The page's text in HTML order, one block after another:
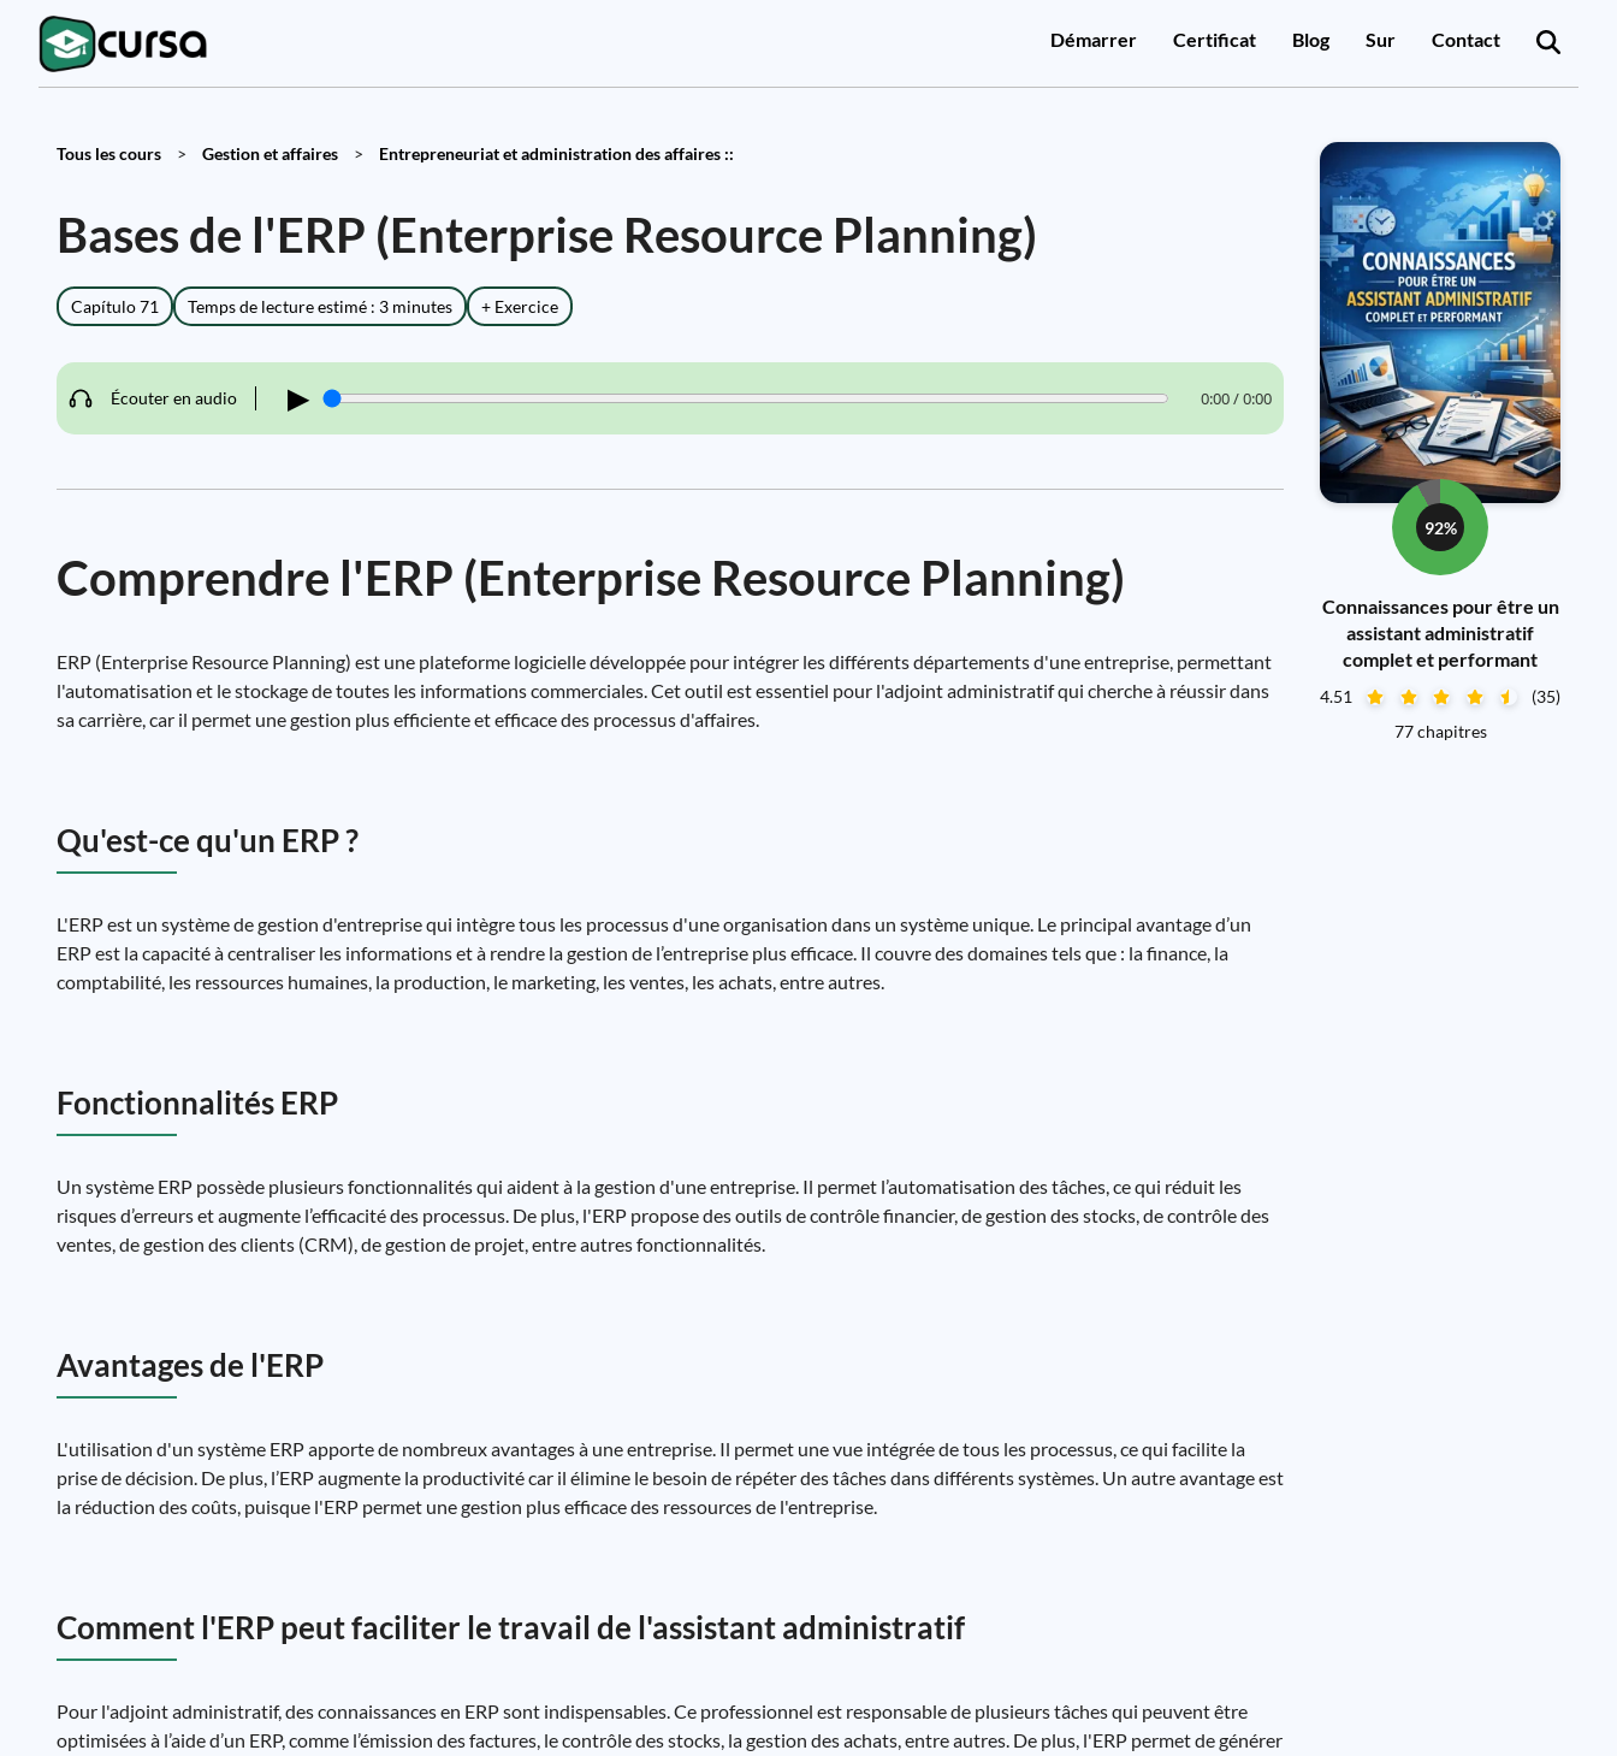
Démarrer Certificat Blog Sur Contact
Tous les cours > Gestion et affaires > Entrepreneuriat et administration des affaires ::
Bases de l'ERP (Enterprise Resource Planning)
Capítulo 71 Temps de lecture estimé : 3 minutes + Exercice
Écouter en audio ▶ 0:00 / 0:00
Comprendre l'ERP (Enterprise Resource Planning)
ERP (Enterprise Resource Planning) est une plateforme logicielle développée pour intégrer les différents départements d'une entreprise, permettant
l'automatisation et le stockage de toutes les informations commerciales. Cet outil est essentiel pour l'adjoint administratif qui cherche à réussir dans
sa carrière, car il permet une gestion plus efficiente et efficace des processus d'affaires.
Qu'est-ce qu'un ERP ?
L'ERP est un système de gestion d'entreprise qui intègre tous les processus d'une organisation dans un système unique. Le principal avantage d’un
ERP est la capacité à centraliser les informations et à rendre la gestion de l’entreprise plus efficace. Il couvre des domaines tels que : la finance, la
comptabilité, les ressources humaines, la production, le marketing, les ventes, les achats, entre autres.
Fonctionnalités ERP
Un système ERP possède plusieurs fonctionnalités qui aident à la gestion d'une entreprise. Il permet l’automatisation des tâches, ce qui réduit les
risques d’erreurs et augmente l’efficacité des processus. De plus, l'ERP propose des outils de contrôle financier, de gestion des stocks, de contrôle des
ventes, de gestion des clients (CRM), de gestion de projet, entre autres fonctionnalités.
Avantages de l'ERP
L'utilisation d'un système ERP apporte de nombreux avantages à une entreprise. Il permet une vue intégrée de tous les processus, ce qui facilite la
prise de décision. De plus, l’ERP augmente la productivité car il élimine le besoin de répéter des tâches dans différents systèmes. Un autre avantage est
la réduction des coûts, puisque l'ERP permet une gestion plus efficace des ressources de l'entreprise.
Comment l'ERP peut faciliter le travail de l'assistant administratif
Pour l'adjoint administratif, des connaissances en ERP sont indispensables. Ce professionnel est responsable de plusieurs tâches qui peuvent être
optimisées à l’aide d’un ERP, comme l’émission des factures, le contrôle des stocks, la gestion des achats, entre autres. De plus, l'ERP permet de générer
92%
Connaissances pour être un
assistant administratif
complet et performant
4.51
(35)
77 chapitres